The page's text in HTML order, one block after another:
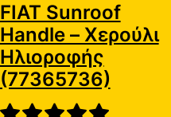
FIAT Sunroof
Handle – Χερούλι
Ηλιοροφής
(77365736)